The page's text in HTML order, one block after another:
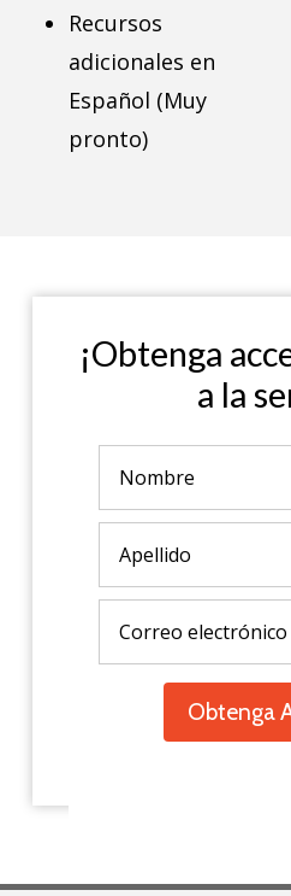
Recursos
adicionales en
Español (Muy
pronto)
¡Obtenga
a la